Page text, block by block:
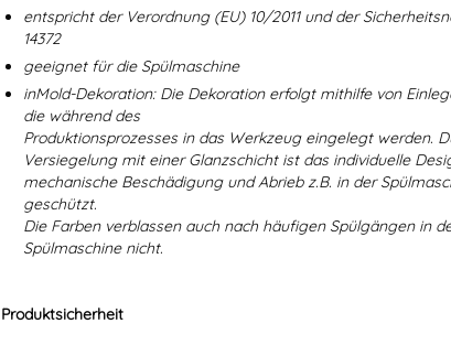
entspricht der Verordnung (EU) 10/2011 und der
14372
geeignet für die Spülmaschine
inMold-Dekoration: Die Dekoration erfolgt mithilfe von
die während des
Produktionsprozesses in das Werkzeug eingelegt werden.
Versiegelung mit einer Glanzschicht ist das individuelle
mechanische Beschädigung und Abrieb z.B. in der
geschützt.
Die Farben verblassen auch nach häufigen Spülgängen in
Spülmaschine nicht.
Produktsicherheit